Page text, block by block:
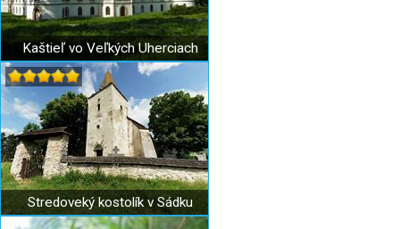
Kaštieľ vo Veľkých Uherciach
Stredoveký kostolík v Sádku